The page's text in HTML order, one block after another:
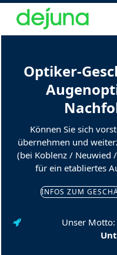
SkipOpen
mobile
Close
mobile
Optiker-
Können Sie sich
übernehmen und
(bei Koblenz / Neuwied
für ein etabliertes
INFOS ZUM
Unser Motto: